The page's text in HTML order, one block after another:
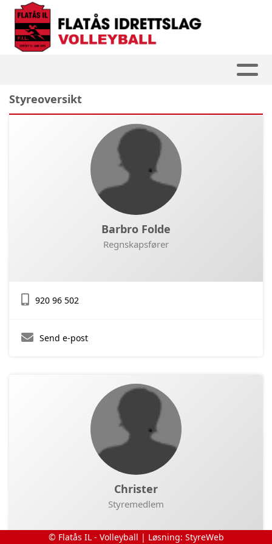
Styreoversikt
Barbro Folde
Regnskapsfører
920 96 502
Send e-post
Christer
Styremedlem
© Flatås IL - Volleyball | Løsning: StyreWeb